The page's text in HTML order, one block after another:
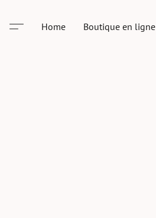
Home Boutique en ligne